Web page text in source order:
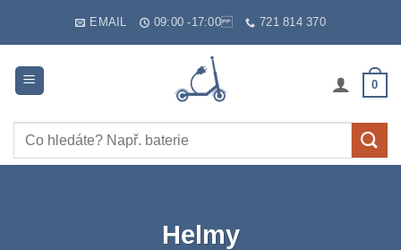
EMAIL 09:00 -17:00 721 814 370
0
Hledat:
Helmy